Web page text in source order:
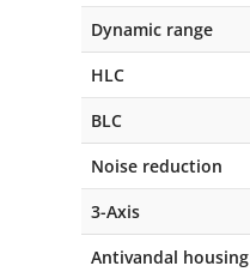
Dynamic range
HLC
BLC
Noise reduction
3-Axis
Antivandal housing